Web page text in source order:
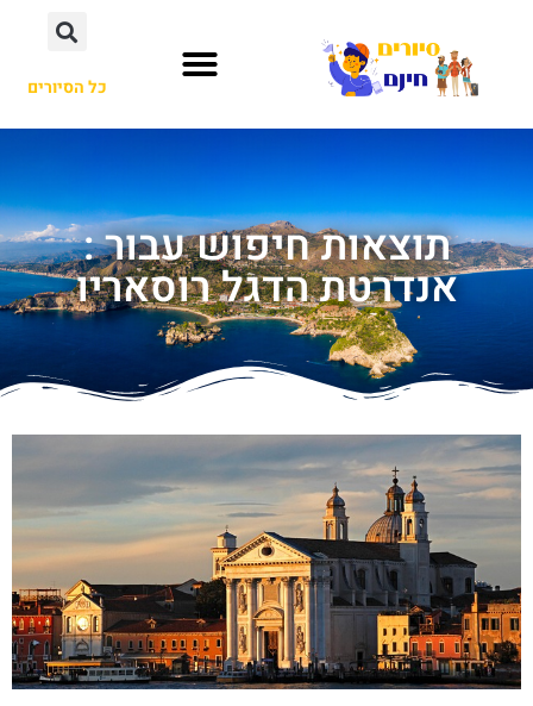
כל הסיורים
תוצאות חיפוש עבור :
אנדרטת הדגל רוסאריו